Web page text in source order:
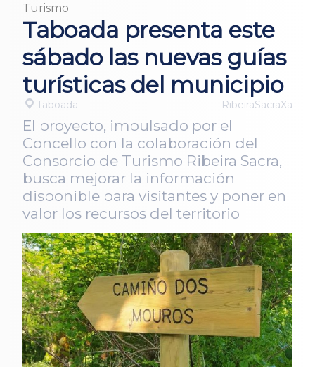
Turismo
Taboada presenta este
sábado las nuevas guías
turísticas del municipio
Taboada RibeiraSacraXa
El proyecto, impulsado por el
Concello con la colaboración del
Consorcio de Turismo Ribeira Sacra,
busca mejorar la información
disponible para visitantes y poner en
valor los recursos del territorio